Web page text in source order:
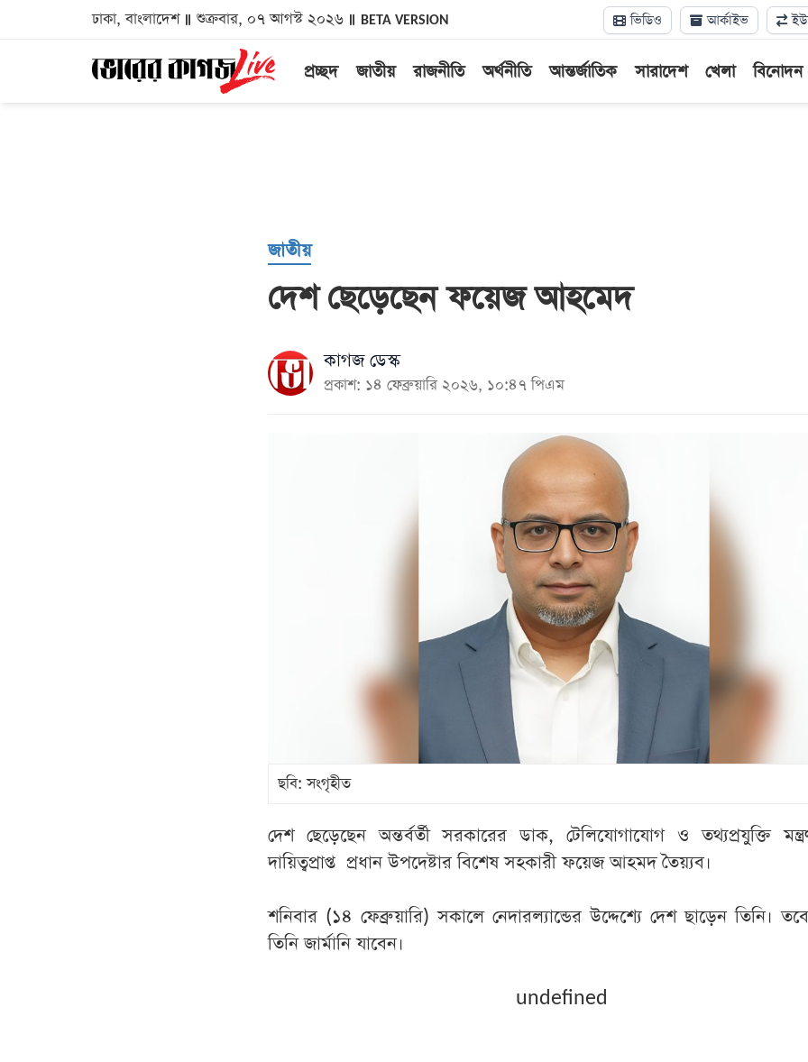
ঢাকা, বাংলাদেশ শুক্রবার, ০৭ আগস্ট ২০২৬ BETA VERSION ভিডিও আর্কাইভ
প্রচ্ছদ জাতীয় রাজনীতি অর্থনীতি আন্তর্জাতিক সারাদেশ খেলা বিনোদন
জাতীয়
দেশ ছেড়েছেন ফয়েজ আহমেদ
কাগজ ডেস্ক
প্রকাশ: ১৪ ফেব্রুয়ারি ২০২৬, ১০:৪৭ পিএম
ছবি: সংগৃহীত
দেশ ছেড়েছেন অন্তর্বর্তী সরকারের ডাক, টেলিযোগাযোগ ও তথ্যপ্রযুক্তি
দায়িত্বপ্রাপ্ত প্রধান উপদেষ্টার বিশেষ সহকারী ফয়েজ আহমদ তৈয়্যব।
শনিবার (১৪ ফেব্রুয়ারি) সকালে নেদারল্যান্ডের উদ্দেশ্যে দেশ ছাড়েন তিনি।
তিনি জার্মানি যাবেন।
undefined